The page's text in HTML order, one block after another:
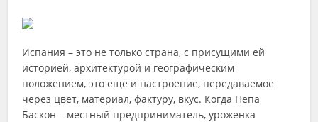
Испания – это не только страна, с присущими ей
историей, архитектурой и географическим
положением, это еще и настроение, передаваемое
через цвет, материал, фактуру, вкус. Когда Пепа
Баскон – местный предприниматель, уроженка